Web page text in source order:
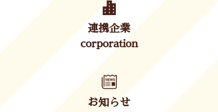
連携企業
corporation
お知らせ